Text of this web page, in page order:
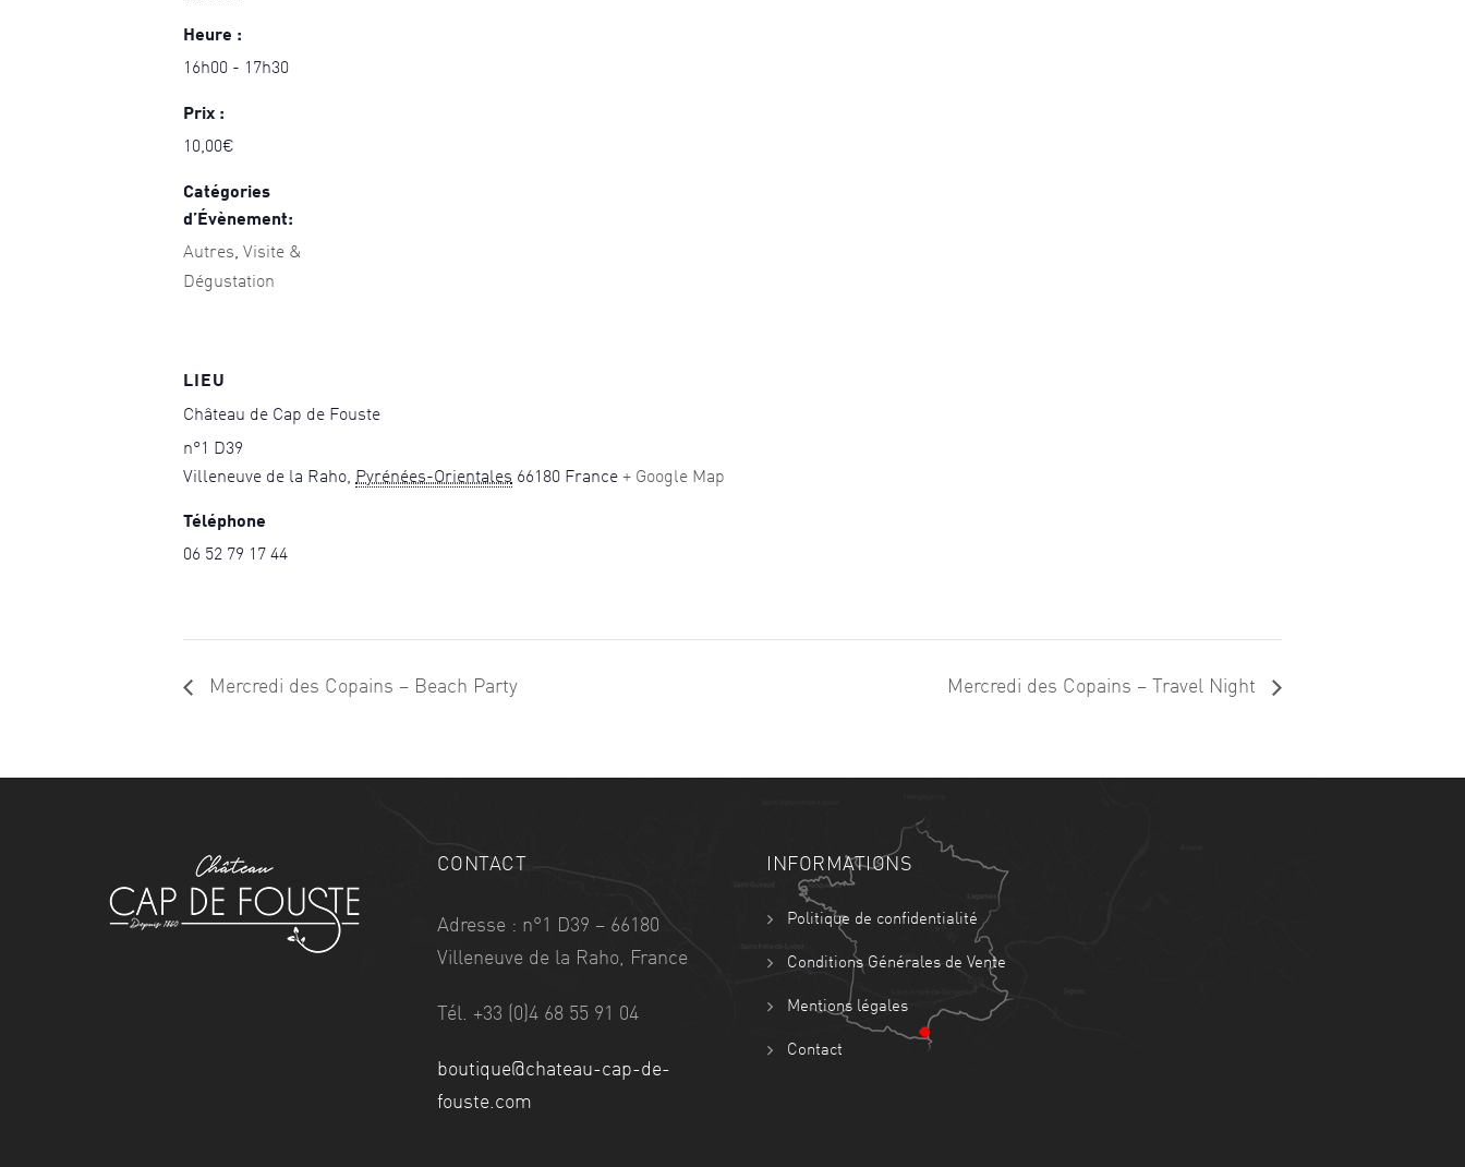
Heure :
16h00 - 17h30
Prix :
10,00€
Catégories
d’Évènement:
Autres, Visite &
Dégustation
LIEU
Château de Cap de Fouste
n°1 D39
Villeneuve de la Raho, Pyrénées-Orientales 66180 France + Google Map
Téléphone
06 52 79 17 44
Mercredi des Copains – Beach Party Mercredi des Copains – Travel Night
CONTACT
Adresse : n°1 D39 – 66180
Villeneuve de la Raho, France
Tél. +33 (0)4 68 55 91 04
boutique@chateau-cap-de-
fouste.com
INFORMATIONS
Politique de confidentialité
Conditions Générales de Vente
Mentions légales
Contact